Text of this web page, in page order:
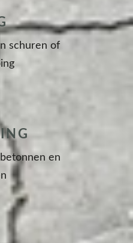
schuren of
en